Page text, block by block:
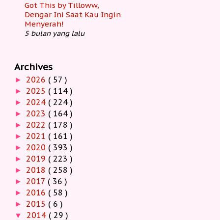
Got This by Tilloww,
Dengar Ini Saat Kau Ingin
Menyerah!
5 bulan yang lalu
Archives
► 2026 ( 57 )
► 2025 ( 114 )
► 2024 ( 224 )
► 2023 ( 164 )
► 2022 ( 178 )
► 2021 ( 161 )
► 2020 ( 393 )
► 2019 ( 223 )
► 2018 ( 258 )
► 2017 ( 36 )
► 2016 ( 58 )
► 2015 ( 6 )
▼ 2014 ( 29 )